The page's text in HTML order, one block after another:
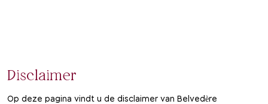
Disclaimer
Op deze pagina vindt u de disclaimer van Belvedère